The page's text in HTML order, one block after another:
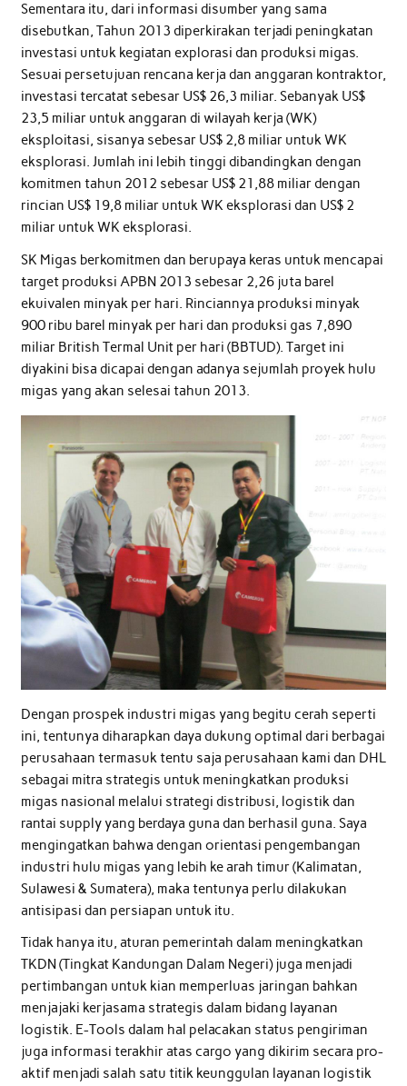
Sementara itu, dari informasi disumber yang sama
disebutkan, Tahun 2013 diperkirakan terjadi peningkatan
investasi untuk kegiatan explorasi dan produksi migas.
Sesuai persetujuan rencana kerja dan anggaran kontraktor,
investasi tercatat sebesar US$ 26,3 miliar. Sebanyak US$
23,5 miliar untuk anggaran di wilayah kerja (WK)
eksploitasi, sisanya sebesar US$ 2,8 miliar untuk WK
eksplorasi. Jumlah ini lebih tinggi dibandingkan dengan
komitmen tahun 2012 sebesar US$ 21,88 miliar dengan
rincian US$ 19,8 miliar untuk WK eksplorasi dan US$ 2
miliar untuk WK eksplorasi.
SK Migas berkomitmen dan berupaya keras untuk mencapai
target produksi APBN 2013 sebesar 2,26 juta barel
ekuivalen minyak per hari. Rinciannya produksi minyak
900 ribu barel minyak per hari dan produksi gas 7,890
miliar British Termal Unit per hari (BBTUD). Target ini
diyakini bisa dicapai dengan adanya sejumlah proyek hulu
migas yang akan selesai tahun 2013.
Dengan prospek industri migas yang begitu cerah seperti
ini, tentunya diharapkan daya dukung optimal dari berbagai
perusahaan termasuk tentu saja perusahaan kami dan DHL
sebagai mitra strategis untuk meningkatkan produksi
migas nasional melalui strategi distribusi, logistik dan
rantai supply yang berdaya guna dan berhasil guna. Saya
mengingatkan bahwa dengan orientasi pengembangan
industri hulu migas yang lebih ke arah timur (Kalimatan,
Sulawesi & Sumatera), maka tentunya perlu dilakukan
antisipasi dan persiapan untuk itu.
Tidak hanya itu, aturan pemerintah dalam meningkatkan
TKDN (Tingkat Kandungan Dalam Negeri) juga menjadi
pertimbangan untuk kian memperluas jaringan bahkan
menjajaki kerjasama strategis dalam bidang layanan
logistik. E-Tools dalam hal pelacakan status pengiriman
juga informasi terakhir atas cargo yang dikirim secara pro-
aktif menjadi salah satu titik keunggulan layanan logistik